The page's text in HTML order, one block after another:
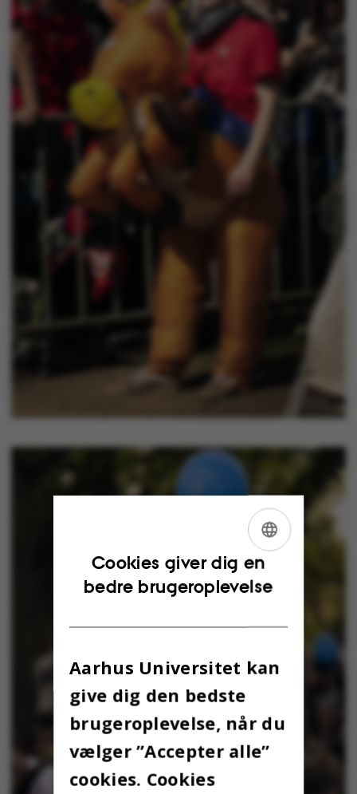
ENGLISH
DANISH
Cookies giver dig en
bedre brugeroplevelse
Aarhus Universitet kan
give dig den bedste
brugeroplevelse, når du
vælger ”Accepter alle”
cookies. Cookies